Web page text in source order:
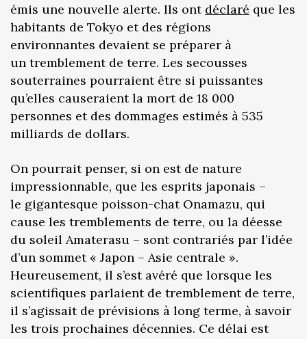
émis une nouvelle alerte. Ils ont déclaré que les
habitants de Tokyo et des régions
environnantes devaient se préparer à
un tremblement de terre. Les secousses
souterraines pourraient être si puissantes
qu’elles causeraient la mort de 18 000
personnes et des dommages estimés à 535
milliards de dollars.
On pourrait penser, si on est de nature
impressionnable, que les esprits japonais –
le gigantesque poisson-chat Onamazu, qui
cause les tremblements de terre, ou la déesse
du soleil Amaterasu – sont contrariés par l’idée
d’un sommet « Japon – Asie centrale ».
Heureusement, il s’est avéré que lorsque les
scientifiques parlaient de tremblement de terre,
il s’agissait de prévisions à long terme, à savoir
les trois prochaines décennies. Ce délai est